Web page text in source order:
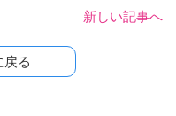
新しい記事へ
戻る